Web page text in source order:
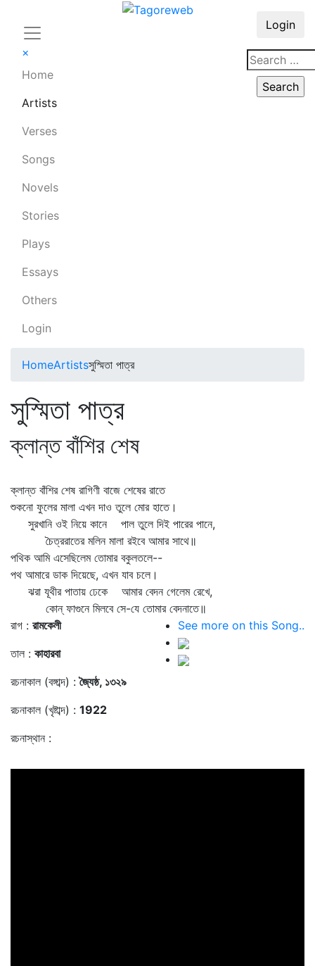
×
Home
Artists
Verses
Songs
Novels
Stories
Plays
Essays
Others
Login
Login
HomeArtistsসুস্মিতা পাত্র
সুস্মিতা পাত্র
ক্লান্ত বাঁশির শেষ
ক্লান্ত বাঁশির শেষ রাগিণী বাজে শেষের রাতে
শুকনো ফুলের মালা এখন দাও তুলে মোর হাতে।
সুরখানি ওই নিয়ে কানে পাল তুলে দিই পারের পানে,
চৈত্ররাতের মলিন মালা রইবে আমার সাথে॥
পথিক আমি এসেছিলেম তোমার বকুলতলে--
পথ আমারে ডাক দিয়েছে, এখন যাব চলে।
ঝরা যূথীর পাতায় ঢেকে আমার বেদন গেলেম রেখে,
কোন্‌ ফাগুনে মিলবে সে-যে তোমার বেদনাতে॥
রাগ : রামকেলী
তাল : কাহারবা
রচনাকাল (বঙ্গাব্দ) :জ্যৈষ্ঠ, ১৩২৯
রচনাকাল (খৃষ্টাব্দ) : 1922
রচনাস্থান :
See more on this Song..